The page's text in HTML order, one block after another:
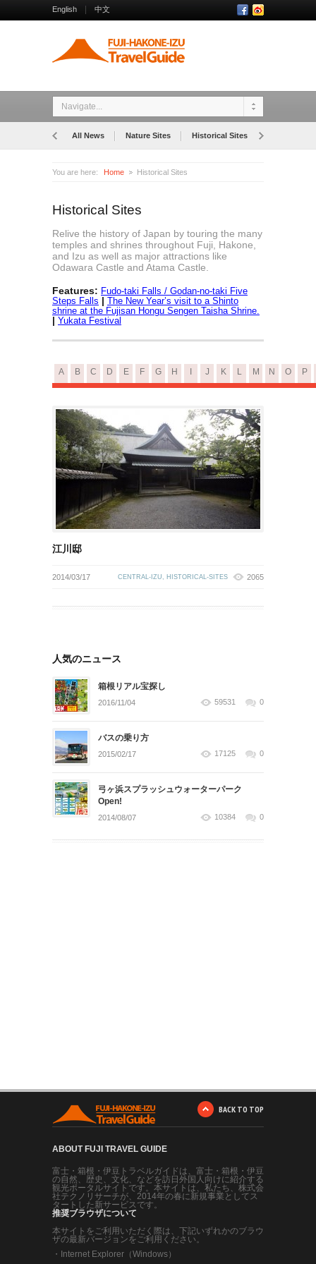
English 中文
Navigate...
All News Nature Sites Historical Sites
You are here: Home Historical Sites
Historical Sites
Relive the history of Japan by touring the many
temples and shrines throughout Fuji, Hakone,
and Izu as well as major attractions like
Odawara Castle and Atama Castle.
Features: Fudo-taki Falls / Godan-no-taki Five
Steps Falls | The New Year’s visit to a Shinto
shrine at the Fujisan Hongu Sengen Taisha Shrine.
| Yukata Festival
A B C D E F G H J K L M N O P
江川邸
2014/03/17 CENTRAL-IZU, HISTORICAL-SITES 2065
人気のニュース
箱根リアル宝探し
2016/11/04 59531 0
バスの乗り方
2015/02/17 17125 0
弓ヶ浜スプラッシュウォーターパーク
Open!
2014/08/07 10384 0
BACK TO TOP
ABOUT FUJI TRAVEL GUIDE
富士・箱根・伊豆トラベルガイドは、富士・箱根・伊豆
の自然、歴史、文化、などを訪日外国人向けに紹介する
観光ポータルサイトです。本サイトは、私たち、株式会
社テクノリサーチが、2014年の春に新規事業としてス
タートした新サービスです。
推奨ブラウザについて
本サイトをご利用いただく際は、下記いずれかのブラウ
ザの最新バージョンをご利用ください。
・
Internet Explorer（Windows）